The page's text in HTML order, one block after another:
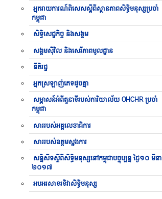
អ្នករាយការណ៍ពិសេសស្តីពីស្ថានភាពសិទ្ធិមនុស្សប្រចាំ
កម្ពុជា
សិទ្ធិសេដ្ឋកិច្ច និងសង្គម
សង្គមស៊ីវិល និងសេរីភាពមូលដ្ឋាន
នីតិរដ្ឋ
អ្នកស្រឡាញ់ភេទដូចគ្នា
សម្ភាសន៍អំពីតួនាទីរបស់ការិយាល័យ OHCHR ប្រចាំ
កម្ពុជា
សាររបស់អគ្គលេខាធិការ
សាររបស់ឧត្តមស្នងការ
សន្និសីទស្តីពីសិទ្ធិមនុស្សនៅកម្ពុជាបច្ចុប្បន្ន ថ្ងៃ១០ មីនា
២០១៧
អបអរសាទរទិវាសិទិ្ធមនុស្ស